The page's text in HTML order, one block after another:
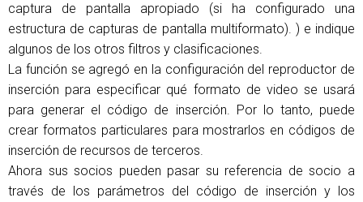
captura de pantalla apropiado (si ha configurado una
estructura de capturas de pantalla multiformato). ) e indique
algunos de los otros filtros y clasificaciones.
La función se agregó en la configuración del reproductor de
inserción para especificar qué formato de video se usará
para generar el código de inserción. Por lo tanto, puede
crear formatos particulares para mostrarlos en códigos de
inserción de recursos de terceros.
Ahora sus socios pueden pasar su referencia de socio a
través de los parámetros del código de inserción y los